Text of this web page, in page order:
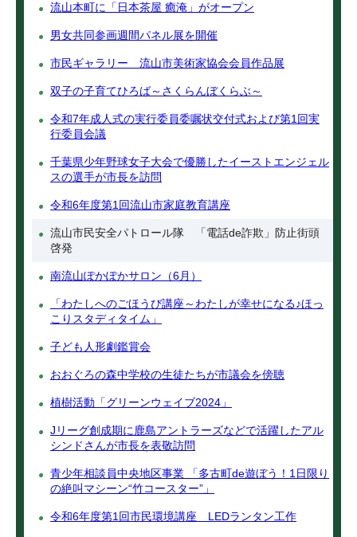
流山本町に「日本茶屋 癒淹」がオープン
男女共同参画週間パネル展を開催
市民ギャラリー 流山市美術家協会会員作品展
双子の子育てひろば～さくらんぼくらぶ～
令和7年成人式の実行委員委嘱状交付式および第1回実
行委員会議
千葉県少年野球女子大会で優勝したイーストエンジェル
スの選手が市長を訪問
令和6年度第1回流山市家庭教育講座
流山市民安全パトロール隊 「電話de詐欺」防止街頭
啓発
南流山ぽかぽかサロン（6月）
「わたしへのごほうび講座～わたしが幸せになる♪ほっ
こりスタディタイム」
子ども人形劇鑑賞会
おおぐろの森中学校の生徒たちが市議会を傍聴
植樹活動「グリーンウェイブ2024」
Jリーグ創成期に鹿島アントラーズなどで活躍したアル
シンドさんが市長を表敬訪問
青少年相談員中央地区事業 「多古町de遊ぼう！1日限り
の絶叫マシーン“竹コースター”」
令和6年度第1回市民環境講座 LEDランタン工作